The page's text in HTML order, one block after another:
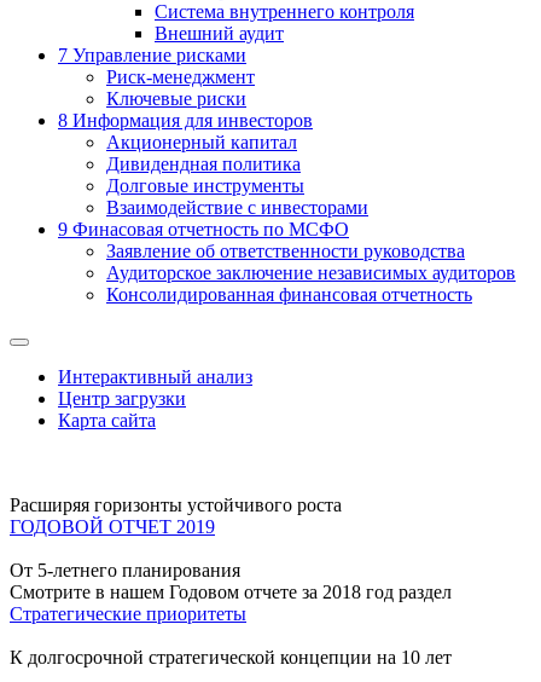
Система внутреннего контроля
Внешний аудит
7 Управление рисками
Риск-менеджмент
Ключевые риски
8 Информация для инвесторов
Акционерный капитал
Дивидендная политика
Долговые инструменты
Взаимодействие с инвеcторами
9 Финасовая отчетность по МСФО
Заявление об ответственности руководства
Аудиторское заключение независимых аудиторов
Консолидированная финансовая отчетность
Интерактивный анализ
Центр загрузки
Карта сайта
Расширяя горизонты устойчивого роста
ГОДОВОЙ ОТЧЕТ 2019
От 5-летнего планирования
Смотрите в нашем Годовом отчете за 2018 год раздел
Стратегические приоритеты
К долгосрочной стратегической концепции на 10 лет